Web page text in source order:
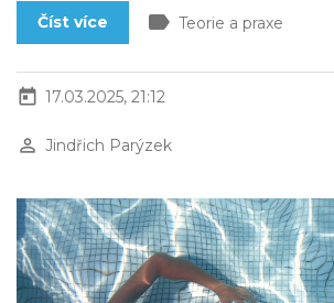
Číst více label Teorie a praxe
today 17.03.2025, 21:12
perm_identity Jindřich Parýzek